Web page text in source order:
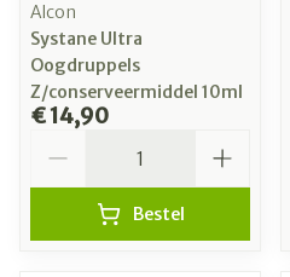
Alcon
Systane Ultra
Oogdruppels
Z/conserveermiddel 10ml
€ 14,90
Bestel